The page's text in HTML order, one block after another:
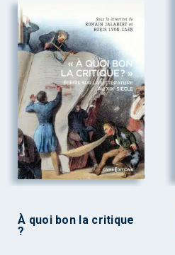
À quoi bon la critique
?